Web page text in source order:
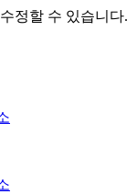
정할 수 있습니다.